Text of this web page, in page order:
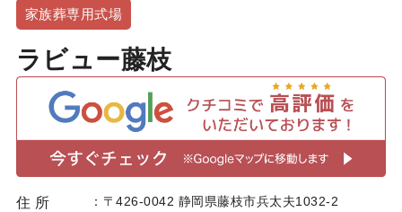
家族葬専用式場
ラビュー藤枝
住 所 〒426-0042 静岡県藤枝市兵太夫1032-2